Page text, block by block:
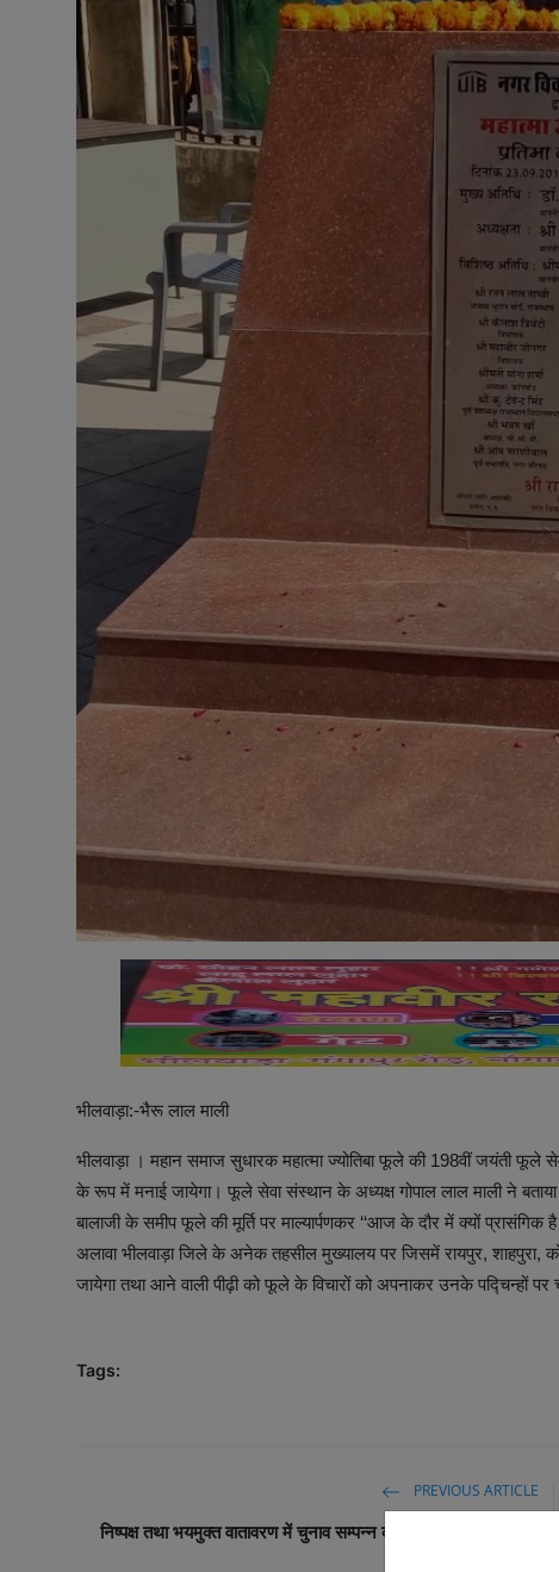
भीलवाड़ा:-भैरू लाल माली
भीलवाड़ा । महान समाज सुधारक महात्मा ज्योतिबा फूले की 198वीं जयंती फूले
के रूप में मनाई जायेगा। फूले सेवा संस्थान के अध्यक्ष गोपाल लाल माली ने
बालाजी के समीप फूले की मूर्ति पर माल्यार्पणकर ‘‘आज के दौर में क्यों प्रासंगिक
अलावा भीलवाड़ा जिले के अनेक तहसील मुख्यालय पर जिसमें रायपुर, शाहपुरा,
जायेगा तथा आने वाली पीढ़ी को फूले के विचारों को अपनाकर उनके पद्चिन्हों
Tags:
PREVIOUS ARTICLE
निष्पक्ष तथा भयमुक्त वातावरण में चुनाव सम्पन्न करवाने संबधी तैयारियों का